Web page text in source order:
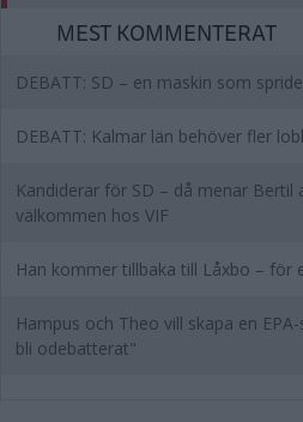
MEST KOMMENTERAT
DEBATT: SD – en maskin som
DEBATT: Kalmar län behöver fler
Kandiderar för SD – då menar Bertil
välkommen hos VIF
Han kommer tillbaka till Låxbo – för
Hampus och Theo vill skapa en
bli odebatterat"